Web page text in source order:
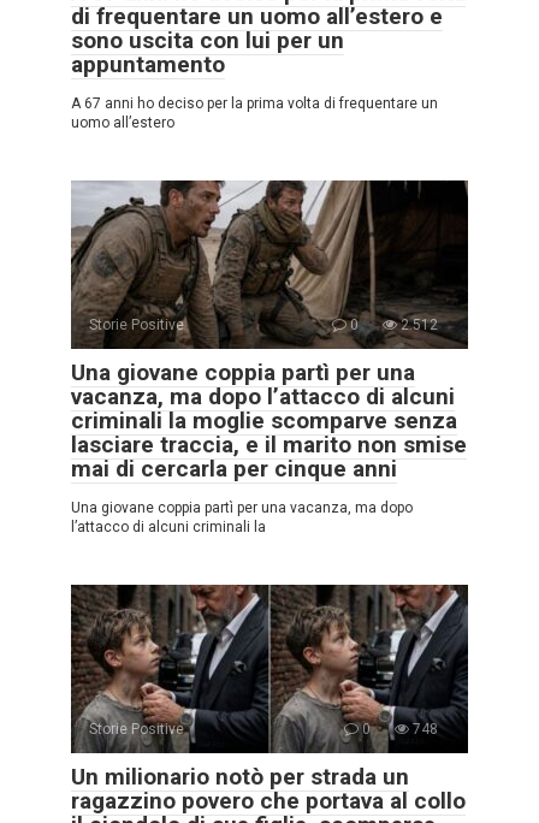
di frequentare un uomo all’estero e
sono uscita con lui per un
appuntamento
A 67 anni ho deciso per la prima volta di frequentare un
uomo all’estero
Storie Positive 0 2.512
Una giovane coppia partì per una
vacanza, ma dopo l’attacco di alcuni
criminali la moglie scomparve senza
lasciare traccia, e il marito non smise
mai di cercarla per cinque anni
Una giovane coppia partì per una vacanza, ma dopo
l’attacco di alcuni criminali la
Storie Positive 0 748
Un milionario notò per strada un
ragazzino povero che portava al collo